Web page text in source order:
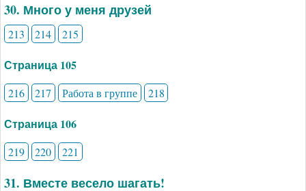
30. Много у меня друзей
213 214 215
Страница 105
216 217 Работа в группе 218
Страница 106
219 220 221
31. Вместе весело шагать!